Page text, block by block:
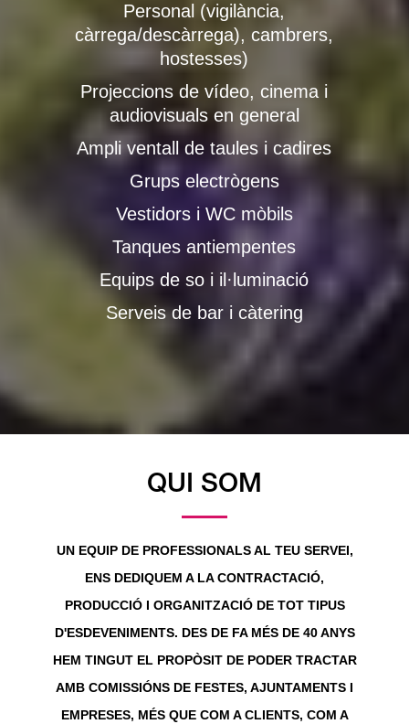
Personal (vigilància,
càrrega/descàrrega), cambrers,
hostesses)
Projeccions de vídeo, cinema i
audiovisuals en general
Ampli ventall de taules i cadires
Grups electrògens
Vestidors i WC mòbils
Tanques antiempentes
Equips de so i il·luminació
Serveis de bar i càtering
QUI SOM
UN EQUIP DE PROFESSIONALS AL TEU SERVEI,
ENS DEDIQUEM A LA CONTRACTACIÓ,
PRODUCCIÓ I ORGANITZACIÓ DE TOT TIPUS
D'ESDEVENIMENTS. DES DE FA MÉS DE 40 ANYS
HEM TINGUT EL PROPÒSIT DE PODER TRACTAR
AMB COMISSIÓNS DE FESTES, AJUNTAMENTS I
EMPRESES, MÉS QUE COM A CLIENTS, COM A